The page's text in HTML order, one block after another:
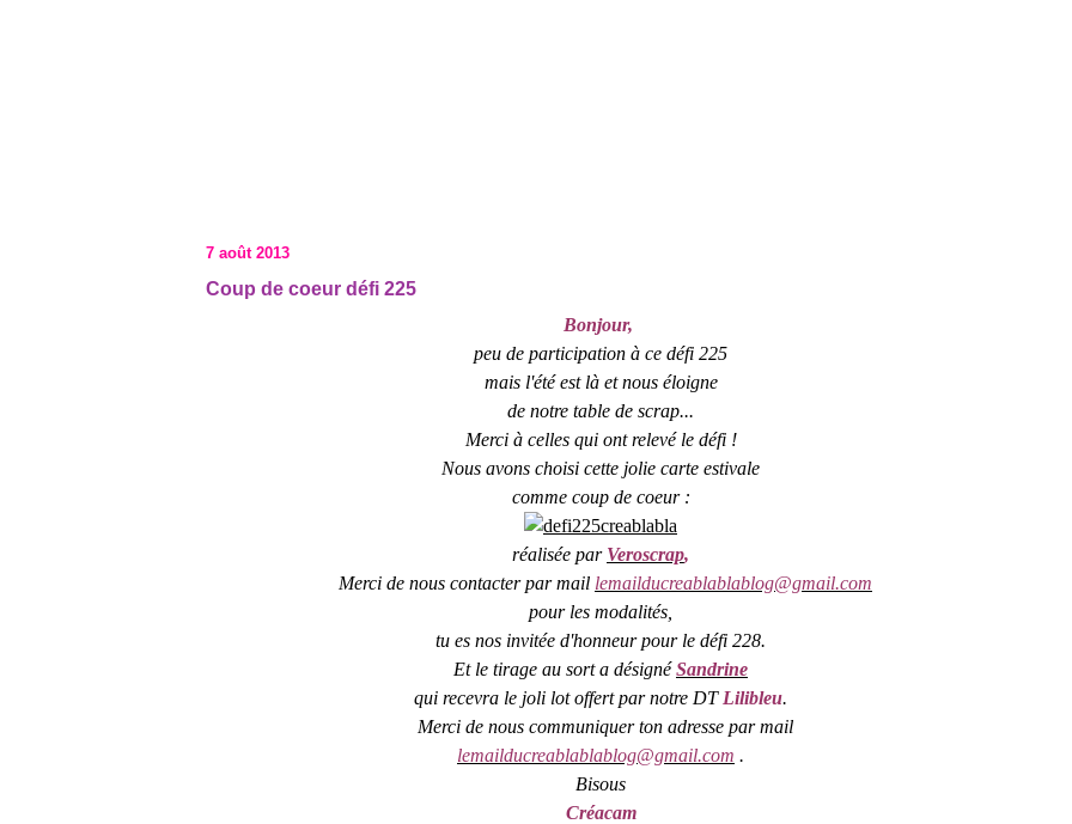
7 août 2013
Coup de coeur défi 225
Bonjour,
peu de participation à ce défi 225
mais l'été est là et nous éloigne
de notre table de scrap...
Merci à celles qui ont relevé le défi !
Nous avons choisi cette jolie carte estivale
comme coup de coeur :
réalisée par Veroscrap,
Merci de nous contacter par mail lemailducreablablablog@gmail.com
pour les modalités,
tu es nos invitée d'honneur pour le défi 228.
Et le tirage au sort a désignéSandrine
qui recevra le joli lot offert par notre DT Lilibleu.
Merci de nous communiquer ton adresse par mail
lemailducreablablablog@gmail.com .
Bisous
Créacam